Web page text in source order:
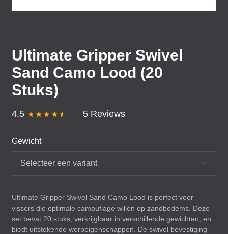
Ultimate Gripper Swivel
Sand Camo Lood (20
Stuks)
4.5 5 Reviews
Gewicht
Selecteer een variant
Ultimate Gripper Swivel Sand Camo Lood is perfect voor
vissers die optimale camouflage willen op zandbodems. Deze
set bevat 20 stuks, verkrijgbaar in verschillende gewichten, en
biedt uitstekende werpeigenschappen. De swivel bevestiging